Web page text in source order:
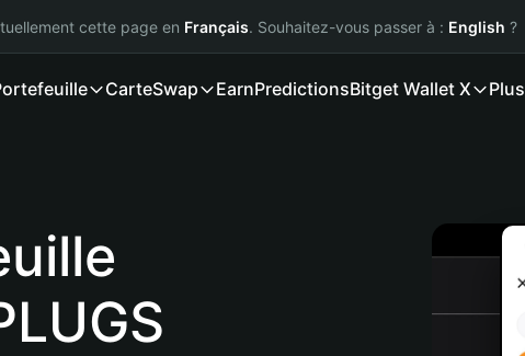
cette page en Français. Souhaitez-vous passer à : English ?
CarteSwap EarnPredictionsBitget Wallet X Plus